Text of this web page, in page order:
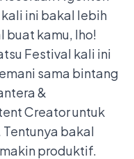
ini bakal lebih
buat kamu, lho!
Festival kali ini
sama bintang
&
Creator untuk
bakal
produktif.